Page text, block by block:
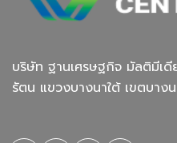
บริษัท ฐานเศรษฐกิจ มัลติมีเ
รัตน แขวงบางนาใต้ เขตบาง